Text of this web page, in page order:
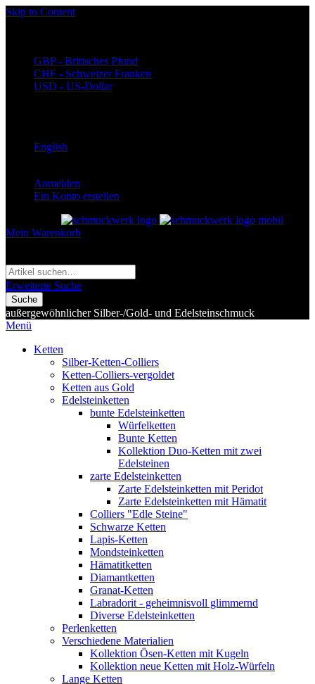
Skip to Content
GBP - Britisches Pfund
CHF - Schweizer Franken
USD - US-Dollar
English
Anmelden
Ein Konto erstellen
Mein Warenkorb
Erweiterte Suche
Suche
außergewöhnlicher Silber-/Gold- und Edelsteinschmuck
Menü
Ketten
Silber-Ketten-Colliers
Ketten-Colliers-vergoldet
Ketten aus Gold
Edelsteinketten
bunte Edelsteinketten
Würfelketten
Bunte Ketten
Kollektion Duo-Ketten mit zwei
Edelsteinen
zarte Edelsteinketten
Zarte Edelsteinketten mit Peridot
Zarte Edelsteinketten mit Hämatit
Colliers "Edle Steine"
Schwarze Ketten
Lapis-Ketten
Mondsteinketten
Hämatitketten
Diamantketten
Granat-Ketten
Labradorit - geheimnisvoll glimmernd
Diverse Edelsteinketten
Perlenketten
Verschiedene Materialien
Kollektion Ösen-Ketten mit Kugeln
Kollektion neue Ketten mit Holz-Würfeln
Lange Ketten